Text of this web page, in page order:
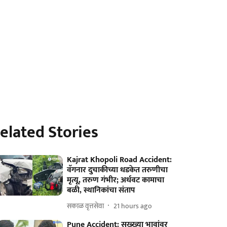
Stories
Kajrat Khopoli Road Accident:
वॅगनार दुचाकीच्या धडकेत तरुणीचा
मृत्यू, तरुण गंभीर; अर्धवट कामाचा
बळी, स्थानिकांचा संताप
सकाळ वृत्तसेवा 21 hours ago